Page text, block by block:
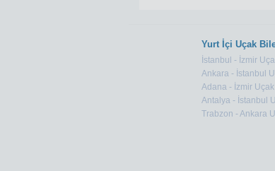
Yurt İçi Uçak
İstanbul - İzmir
Ankara - İstanbul
Adana - İzmir
Antalya - İstanbul
Trabzon - Ankara